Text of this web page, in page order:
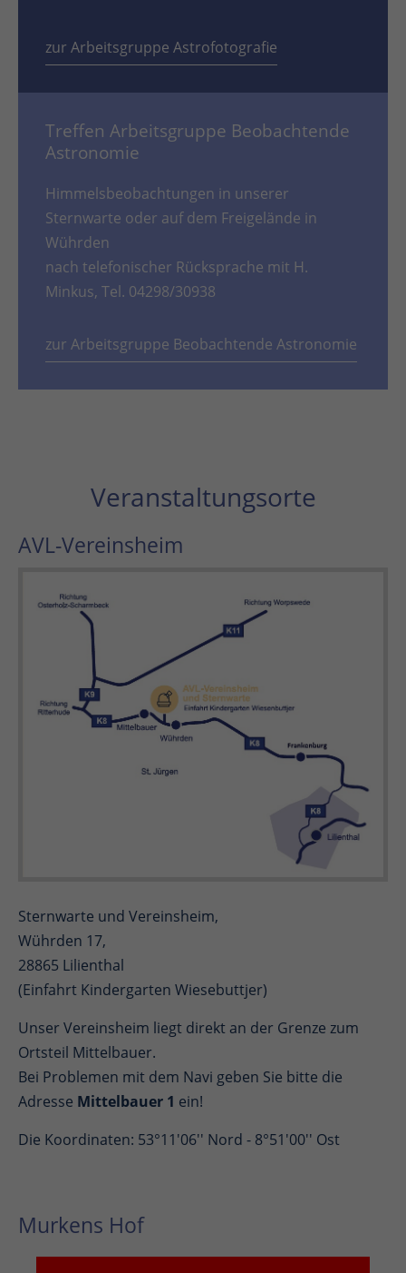
zur Arbeitsgruppe Astrofotografie
Treffen Arbeitsgruppe Beobachtende
Astronomie
Himmelsbeobachtungen in unserer
Sternwarte oder auf dem Freigelände in
Wührden
nach telefonischer Rücksprache mit H.
Minkus, Tel. 04298/30938
zur Arbeitsgruppe Beobachtende Astronomie
Veranstaltungsorte
AVL-Vereinsheim
Sternwarte und Vereinsheim,
Wührden 17,
28865 Lilienthal
(Einfahrt Kindergarten Wiesebuttjer)
Unser Vereinsheim liegt direkt an der Grenze zum
Ortsteil Mittelbauer.
Bei Problemen mit dem Navi geben Sie bitte die
Adresse Mittelbauer 1 ein!
Die Koordinaten: 53°11'06'' Nord - 8°51'00'' Ost
Murkens Hof